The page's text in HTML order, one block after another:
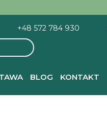
+48 572 784 930
BLOG KONTAKT
Paradise Phlox paniculata